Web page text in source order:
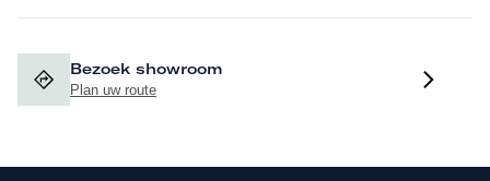
Bezoek showroom
Plan uw route